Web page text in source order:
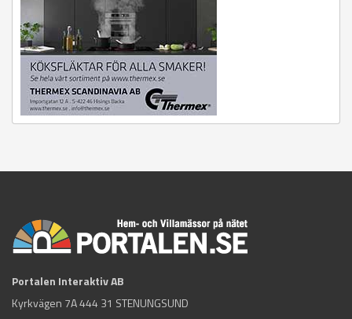
Portalen Interaktiv AB
Kyrkvägen 7A 444 31 STENUNGSUND